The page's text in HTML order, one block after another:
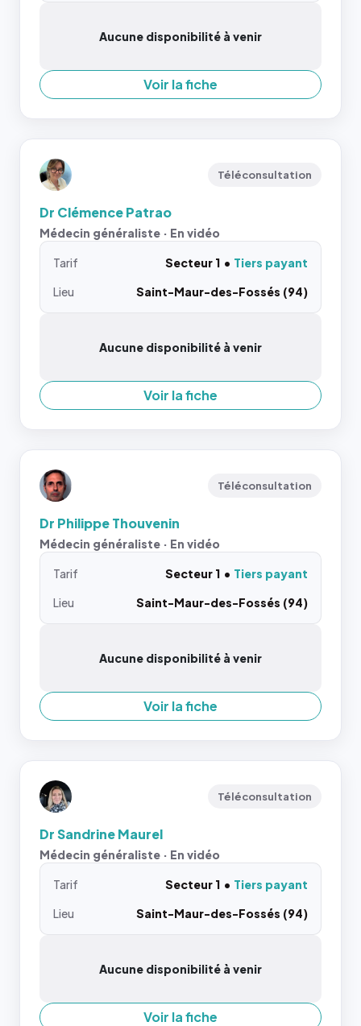
Aucune disponibilité à venir
Voir la fiche
Téléconsultation
Dr Clémence Patrao
Médecin généraliste · En vidéo
Tarif Secteur 1
Tiers payant
Lieu
Saint-Maur-des-Fossés (94)
Aucune disponibilité à venir
Voir la fiche
Téléconsultation
Dr Philippe Thouvenin
Médecin généraliste · En vidéo
Tarif Secteur 1
Tiers payant
Lieu
Saint-Maur-des-Fossés (94)
Aucune disponibilité à venir
Voir la fiche
Téléconsultation
Dr Sandrine Maurel
Médecin généraliste · En vidéo
Tarif Secteur 1
Tiers payant
Lieu
Saint-Maur-des-Fossés (94)
Aucune disponibilité à venir
Voir la fiche